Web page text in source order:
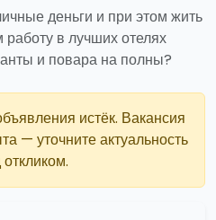
деньги и при этом жить
в лучших отелях
и повара на полны?
истёк. Вакансия
— уточните актуальность